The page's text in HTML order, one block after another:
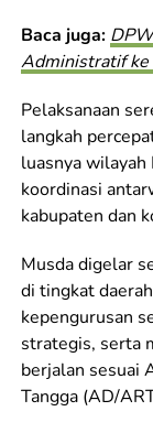
Baca juga:
Administratif ke
Pelaksanaan
langkah
luasnya
koordinasi
kabupaten dan
Musda digelar
di tingkat
kepengurusan
strategis, serta
berjalan sesuai
Tangga (AD/